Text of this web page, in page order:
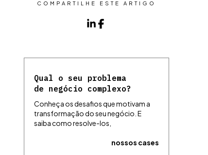
COMPARTILHE ESTE ARTIGO
Qual o seu problema
de negócio complexo?
Conheça os desafios que motivam a
transformação do seu negócio. E
saiba como resolve-los,
nossos cases